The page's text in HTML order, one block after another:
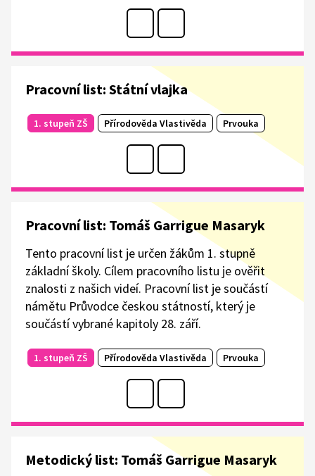
Pracovní list: Státní vlajka
1. stupeň ZŠ Přírodověda Vlastivěda Prvouka
Pracovní list: Tomáš Garrigue Masaryk
Tento pracovní list je určen žákům 1. stupně
základní školy. Cílem pracovního listu je ověřit
znalosti z našich videí. Pracovní list je součástí
námětu Průvodce českou státností, který je
součástí vybrané kapitoly 28. září.
1. stupeň ZŠ Přírodověda Vlastivěda Prvouka
Metodický list: Tomáš Garrigue Masaryk